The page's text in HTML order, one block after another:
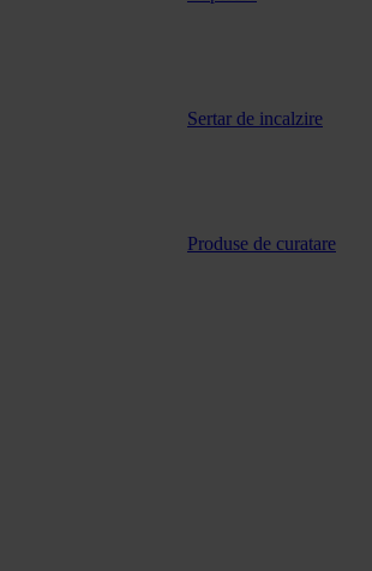
Sertar de incalzire
Produse de curatare